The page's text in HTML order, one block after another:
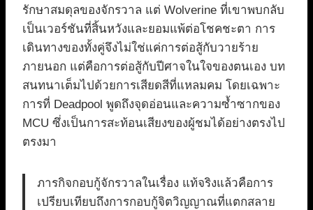
รักษาสมดุลของจักรวาล แต่ Wolverine ที่เขาพบกลับ
เป็นเวอร์ชันที่สิ้นหวังและยอมแพ้ต่อโชคชะตา การ
เดินทางของทั้งคู่จึงไม่ใช่แค่การต่อสู้กับวายร้าย
ภายนอก แต่คือการต่อสู้กับปีศาจในใจของตนเอง บท
สนทนาเต็มไปด้วยการเสียดสีที่แหลมคม โดยเฉพาะ
การที่ Deadpool พูดถึงจุดอ่อนและความซ้ำซากของ
MCU ซึ่งเป็นการสะท้อนเสียงของผู้ชมได้อย่างตรงไป
ตรงมา
ภารกิจกอบกู้จักรวาลในเรื่อง แท้จริงแล้วคือการ
เปรียบเทียบถึงการกอบกู้จิตวิญญาณที่แตกสลาย